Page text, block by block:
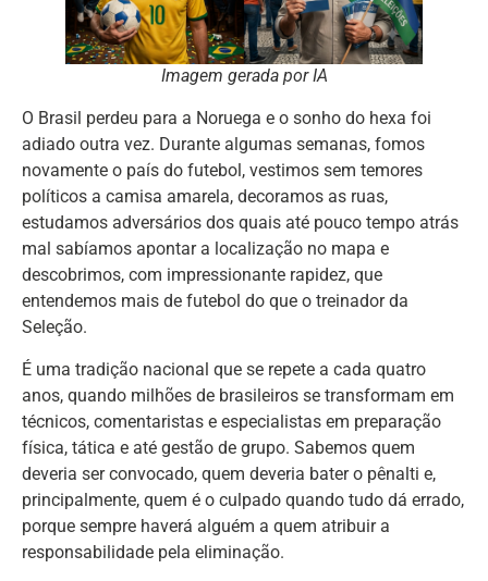
Imagem gerada por IA
O Brasil perdeu para a Noruega e o sonho do hexa foi
adiado outra vez. Durante algumas semanas, fomos
novamente o país do futebol, vestimos sem temores
políticos a camisa amarela, decoramos as ruas,
estudamos adversários dos quais até pouco tempo atrás
mal sabíamos apontar a localização no mapa e
descobrimos, com impressionante rapidez, que
entendemos mais de futebol do que o treinador da
Seleção.
É uma tradição nacional que se repete a cada quatro
anos, quando milhões de brasileiros se transformam em
técnicos, comentaristas e especialistas em preparação
física, tática e até gestão de grupo. Sabemos quem
deveria ser convocado, quem deveria bater o pênalti e,
principalmente, quem é o culpado quando tudo dá errado,
porque sempre haverá alguém a quem atribuir a
responsabilidade pela eliminação.